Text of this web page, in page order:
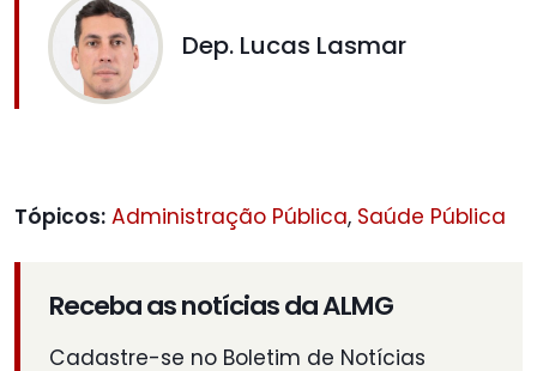
Dep. Lucas Lasmar
Tópicos: Administração Pública, Saúde Pública
Receba as notícias da ALMG
Cadastre-se no Boletim de Notícias